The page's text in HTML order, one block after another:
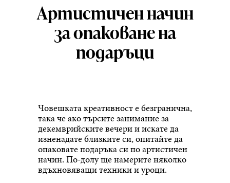
Артистичен начин
за опаковане на
подаръци
Човешката креативност е безгранична,
така че ако търсите занимание за
декемврийските вечери и искате да
изненадате близките си, опитайте да
опаковате подаръка си по артистичен
начин. По-долу ще намерите няколко
вдъхновяващи техники и уроци.